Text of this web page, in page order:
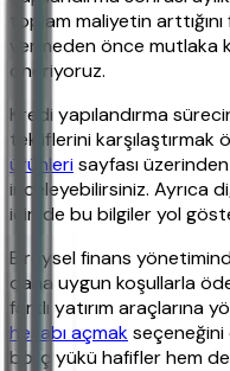
toplam maliyetin
vermeden önce mutlaka
öneriyoruz.
Kredi yapılandırma
tekliflerini karşılaştırmak
ürünlerisayfası
inceleyebilirsiniz. Ayrıca
için de bu bilgiler yol
Bireysel finans
daha uygun koşullarla
farklı yatırım araçlarına
hesabı açmakseçeneğini
borç yükü hafifler hem